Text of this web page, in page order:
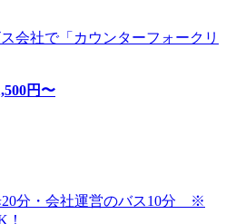
会社で「カウンターフォークリ
円〜
20分・会社運営のバス10分 ※